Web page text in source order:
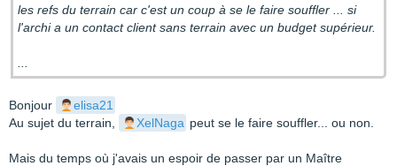
les refs du terrain car c'est un coup à se le faire souffler ... si
l'archi a un contact client sans terrain avec un budget supérieur.
Bonjour
elisa21
Au sujet du terrain,
XelNaga peut se le faire souffler... ou non.
Mais du temps où j'avais un espoir de passer par un Maître